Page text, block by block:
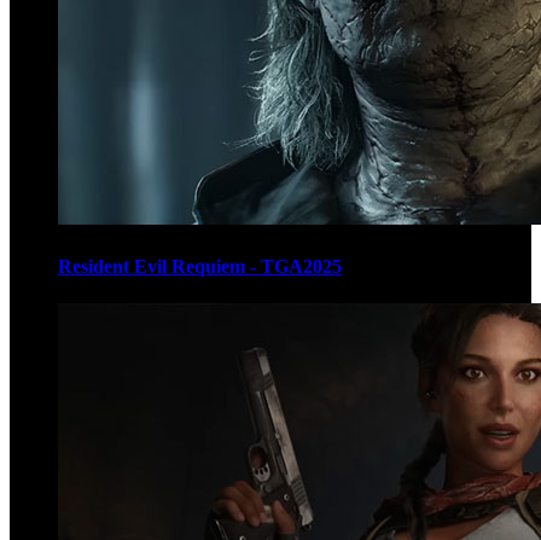
Resident Evil Requiem - TGA2025